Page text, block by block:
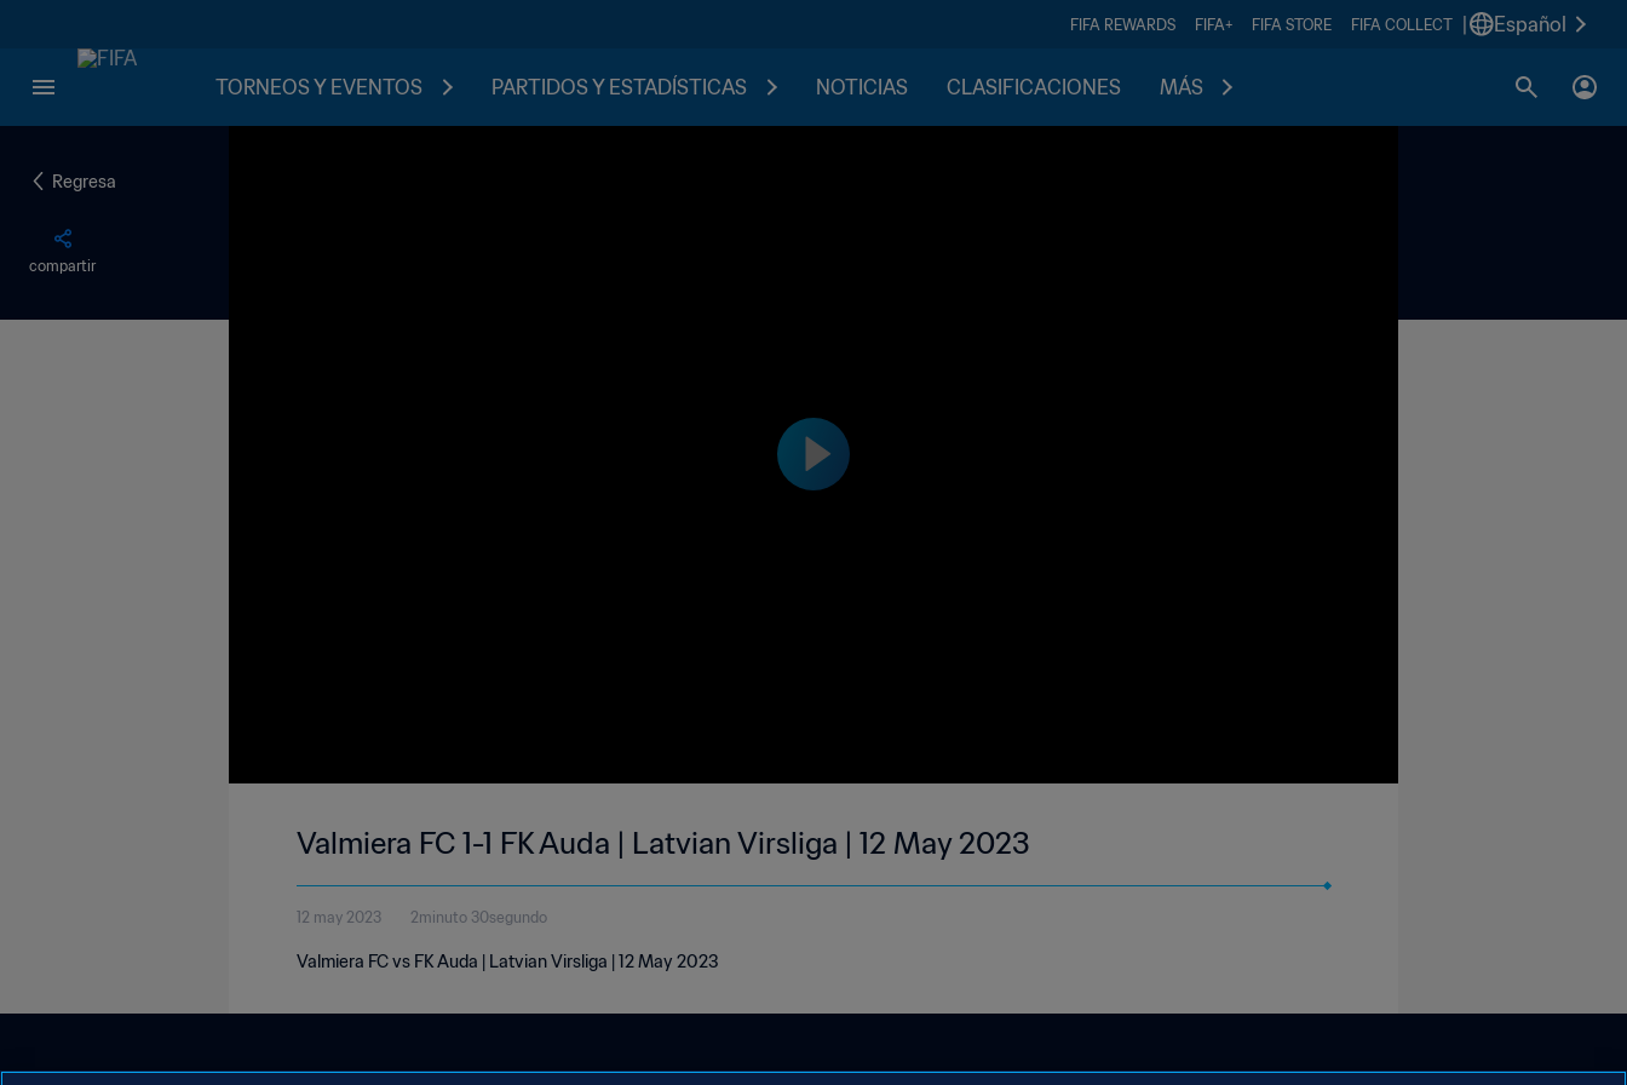
FIFA REWARDS FIFA+ FIFA STORE FIFA COLLECT Español
TORNEOS Y EVENTOS PARTIDOS Y ESTADÍSTICAS NOTICIAS CLASIFICACIONES MÁS
Regresa
compartir
Valmiera FC 1-1 FK Auda | Latvian Virsliga | 12 May 2023
12 may 2023 2minuto 30segundo
Valmiera FC vs FK Auda | Latvian Virsliga | 12 May 2023